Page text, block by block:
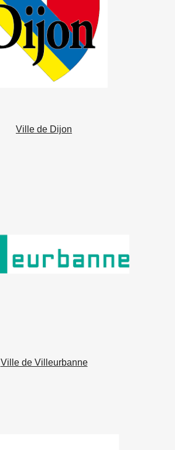
Ville de Dijon
Ville de Villeurbanne